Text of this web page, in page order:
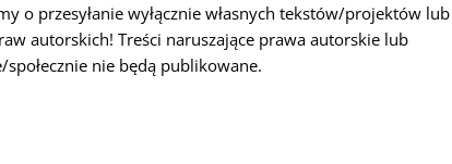
o przesyłanie wyłącznie własnych tekstów/projektów lub
autorskich! Treści naruszające prawa autorskie lub
nie będą publikowane.